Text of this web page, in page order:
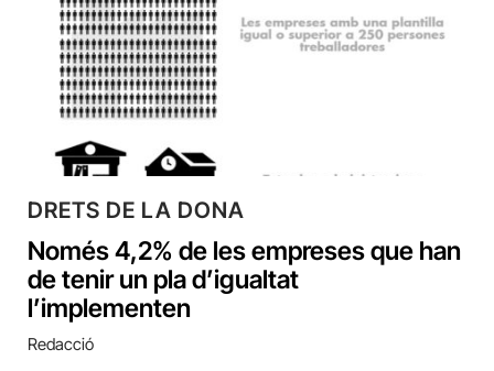
DRETS DE LA DONA
Només 4,2% de les empreses que han
de tenir un pla d’igualtat
l’implementen
Redacció